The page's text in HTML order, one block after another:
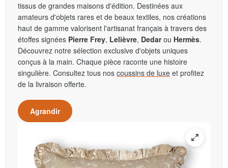
tissus de grandes maisons d'édition. Destinées aux
amateurs d'objets rares et de beaux textiles, nos créations
haut de gamme valorisent l'artisanat français à travers des
étoffes signées Pierre Frey, Lelièvre, Dedarou Hermès.
Découvrez notre sélection exclusive d'objets uniques
conçus à la main. Chaque pièce raconte une histoire
singulière. Consultez tous nos coussins de luxe et profitez
de la livraison offerte.
Agrandir